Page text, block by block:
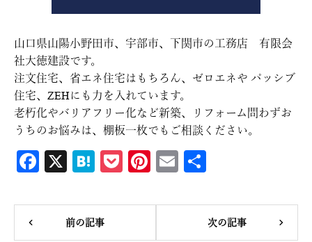
山口県山陽小野田市、宇部市、下関市の工務店 有限会
社大徳建設です。
注文住宅、省エネ住宅はもちろん、ゼロエネや パッシブ
住宅、ZEHにも力を入れています。
老朽化やバリアフリー化など新築、リフォーム問わずお
うちのお悩みは、棚板一枚でもご相談ください。
Fa
bo
X
H
en
a
P
ke
Pi
er
E
ail
前の記事 次の記事